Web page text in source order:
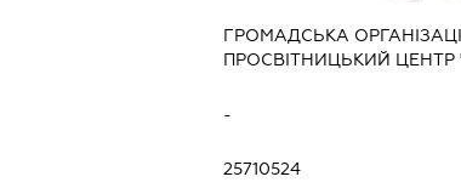
ГРОМАДСЬКА
ПРОСВІТНИЦЬКИЙ ЦЕНТР
-
25710524